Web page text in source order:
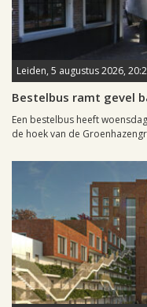
Leiden, 5 augustus 2026,
Bestelbus ramt gevel
Een bestelbus heeft
de hoek van de